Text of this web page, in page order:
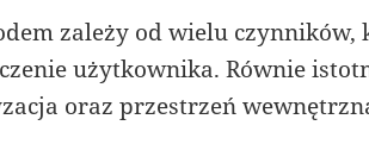
zależy od wielu czynników,
użytkownika. Równie
oraz przestrzeń